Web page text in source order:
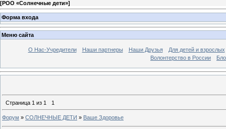
[РОО «Солнечные дети»]
Форма входа
Меню сайта
О Нас-Учредители Наши партнеры Наши Друзья
Для детей и взрослых
Волонтерство в России
Страница 1 из 1 1
Форум » СОЛНЕЧНЫЕ ДЕТИ » Ваше Здоровье